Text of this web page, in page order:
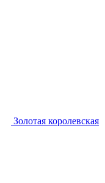
Золотая королевская